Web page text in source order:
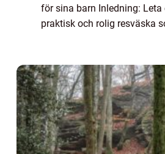
för sina barn Inledning: Leta
praktisk och rolig resväska